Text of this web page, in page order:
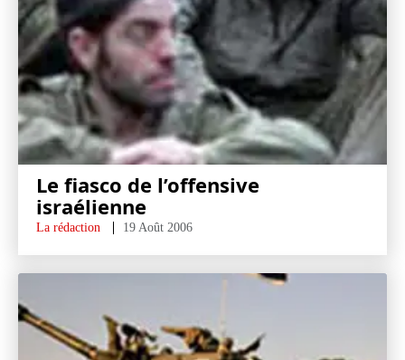
Le fiasco de l’offensive
israélienne
La rédaction 19 Août 2006